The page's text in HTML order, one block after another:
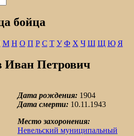
бойца
М Н О П Р С Т У Ф Х Ч Ш Щ Ю Я
Иван Петрович
Дата рождения: 1904
Дата смерти: 10.11.1943
Место захоронения:
Невельский муниципальный